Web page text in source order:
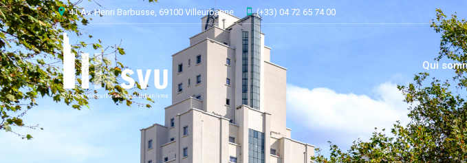
41 Av. Henri Barbusse, 69100 Villeurbanne (+33) 04 72 65 74 00
Qui